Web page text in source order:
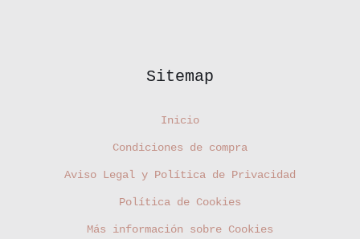
Sitemap
Inicio
Condiciones de compra
Aviso Legal y Política de Privacidad
Política de Cookies
Más información sobre Cookies